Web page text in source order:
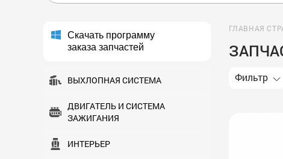
Скачать программу
заказа запчастей
ВЫХЛОПНАЯ СИСТЕМА
ДВИГАТЕЛЬ И СИСТЕМА
ЗАЖИГАНИЯ
ИНТЕРЬЕР
ГЛАВНАЯ
Фильтр